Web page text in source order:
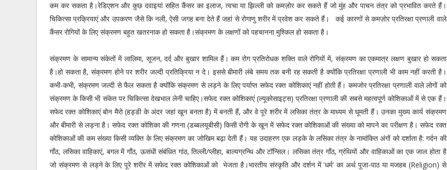
कम कर सकता है।रेडिएशन और कुछ दवाइयां सहित कैंसर का इलाज, त्वचा या झिल्ली को कमज़ोर कर सकते हैं जो मुंह और पाचन तंत्र को प्रभावित करते हैं।
चिकित्सा प्रक्रियाएं और उपकरण जैसे कि नली, ऐसी जगह बना देते हैं जहां से रोगाणु शरीर में प्रवेश कर सकते हैं। कई कारणों से कमज़ोर प्रतिरक्षा प्रणाली वाले
कैंसर रोगियों के लिए संक्रमण बहुत खतरनाक हो सकता है।संक्रमण के लक्षणों को पहचानना मुश्किल हो सकता है।
संक्रमण के सामान्य संकेतों में लालिमा, सूजन, दर्द और बुखार शामिल हैं। कम रोग प्रतिरोधक शक्ति वाले रोगियों में, संक्रमण का एकमात्र लक्षण बुखार हो सकता
है।हो सकता है, संक्रमण होने पर शरीर जल्दी प्रतिक्रिया न दे। इससे बीमारी लंबे समय तक बनी रह सकती है क्योंकि प्रतिरक्षा प्रणाली भी काम नहीं करती है।
कभी-कभी, संक्रमण जल्दी से फैल सकता है क्योंकि संक्रमण से लड़ने के लिए पर्याप्त सफेद रक्त कोशिकाएं नहीं होती हैं। कमजोर प्रतिरक्षा प्रणाली वाले लोगों को
संक्रमण के किसी भी संकेत पर चिकित्सा देखभाल लेनी चाहिए।सफेद रक्त कोशिकाएं (ल्यूकोसाइट्स) प्रतिरक्षा प्रणाली की सबसे महत्वपूर्ण कोशिकाओं में से एक हैं।
सफेद रक्त कोशिकाएं बोन मैरो (हड्डी के अंदर जहां खून बनता है) में बनती हैं, और वे पूरे शरीर में लसिका तंत्र के माध्यम से घूमती हैं। उनका मुख्य कार्य संक्रमण
और बीमारी से लड़ना है। सफेद रक्त कोशिका की गणना (डब्बलयूबीसी) किसी रोगी के खून में सफेद रक्त कोशिकाओं की संख्या को मापने का परीक्षण है। सफेद रक्त
कोशिकाओं की कम संख्या किसी व्यक्ति के लिए संक्रमण का जोखिम बढ़ा देती हैं। यह उदाहरण एक लड़के के लसिका तंत्र के नामांकित अंगों को दर्शाता है: गर्दन की
गाँठ, लसिका वाहिकाएं, बगल में गाँठ, ऊसंधी संबंधित गांठ, तिल्ली/प्लीहा, बाल्यग्रन्थि और टॉन्सिल। लसिका तंत्र गाँठ, ग्रंथियों और वाहिकाओं का एक जाल होता है
जो संक्रमण से लड़ने के लिए पूरे शरीर में सफेद रक्त कोशिकाओं को भेजता है।भारतीय संस्कृति और दर्शन में 'धर्म' का अर्थ पूजा-पाठ या मजहब (Religion) से